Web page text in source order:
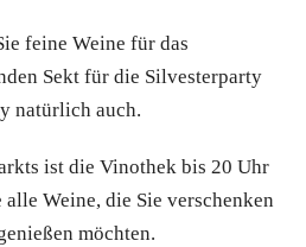
feine Weine für das
Sekt für die Silvesterparty
natürlich auch.
ist die Vinothek bis 20 Uhr
Weine, die Sie verschenken
möchten.